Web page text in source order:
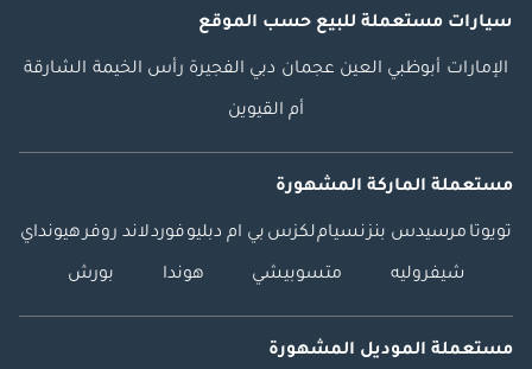
سيارات مستعملة للبيع حسب الموقع
الإمارات أبوظبي العين عجمان دبي الفجيرة رأس الخيمة الشارقة
أم القيوين
مستعملة الماركة المشهورة
تويوتا مرسيدس بنزنسياملكزس بي ام دبليوفوردلاند روفرهيونداي
شيفروليه متسوبيشي هوندا بورش
مستعملة الموديل المشهورة